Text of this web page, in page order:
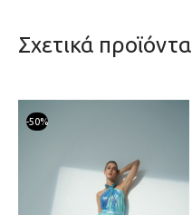
Σχετικά προϊόντα
-50%